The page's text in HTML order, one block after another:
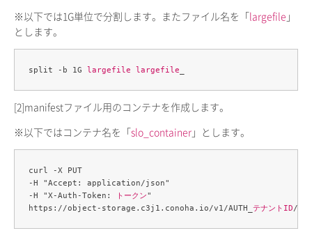
※以下では1G単位で分割します。またファイル名を「largefile 」
とします。
split -b 1G largefile largefile
[2]manifestファイル用のコンテナを作成します。
※以下ではコンテナ名を「slo_container 」とします。
curl -X PUT
-H "Accept: application/json"
-H "X-Auth-Token:
トークン"
https://object-storage.c3j1.conoha.io/v1/AUTH_ テナントID/